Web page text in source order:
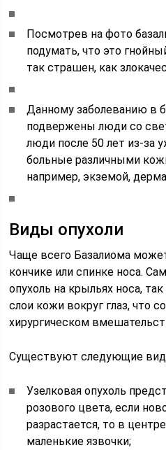
Посмотрев на фото
подумать, что это
так страшен, как
Данному заболеванию в
подвержены люди со
люди после 50 лет из-за
больные различными
например, экземой,
Виды опухоли
Чаще всего Базалиома
кончике или спинке носа.
опухоль на крыльях носа,
слои кожи вокруг глаз, что
хирургическом
Существуют следующие
Узелковая опухоль
розового цвета, если
разрастается, то в
маленькие язвочки;